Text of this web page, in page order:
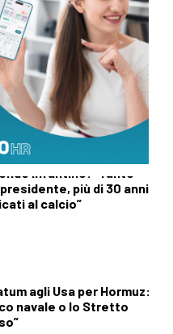
sarà
della Nazionale.
ct giusto”
più di 30 anni
al calcio”
agli Usa per Hormuz:
navale o lo Stretto